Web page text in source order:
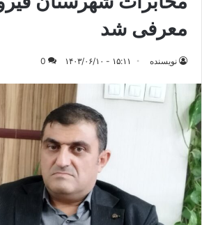
معرفی شد
نویسنده ۱۵:۱۱ - ۱۴۰۳/۰۶/۱۰ 0